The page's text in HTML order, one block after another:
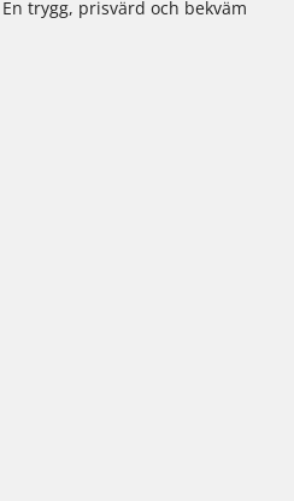
trygg, prisvärd och bekväm